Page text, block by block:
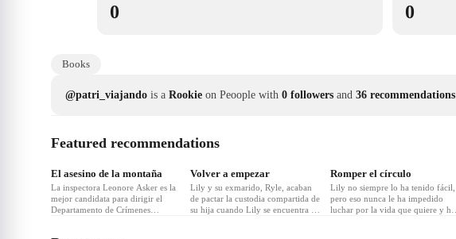
0 0
Books
@patri_viajando is a Rookie on Peoople with 0 followers and 36 recommendations
Featured recommendations
El asesino de la montaña
La inspectora Leonore Asker es la
mejor candidata para dirigir el
Departamento de Crímenes
Volver a empezar
Lily y su exmarido, Ryle, acaban
de pactar la custodia compartida de
su hija cuando Lily se encuentra de
Romper el círculo
Lily no siempre lo ha tenido fácil,
pero eso nunca le ha impedido
luchar por la vida que quiere y ha